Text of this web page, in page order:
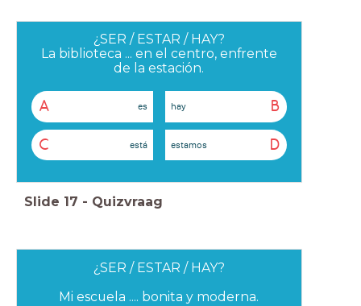
¿SER / ESTAR / HAY?
La biblioteca ... en el centro, enfrente
de la estación.
A es B
hay
C está D
estamos
Slide 17 - Quizvraag
¿SER / ESTAR / HAY?
Mi escuela .... bonita y moderna.